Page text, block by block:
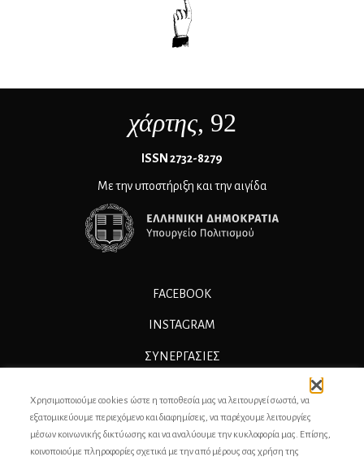
χάρτης, 92
ΙSSN 2732-8279
Με την υποστήριξη και την αιγίδα
FACEBOOK
INSTAGRAM
ΣΥΝΕΡΓΑΣΊΕΣ
ΕΠΙΚΟΙΝΩΝΙΑ
ΣΥΝΤΕΛΕΣΤΕΣ
Χρησιμοποιούμε cookies ώστε η τοποθεσία μας να λειτουργεί σωστά, να
εξατομικεύουμε περιεχόμενο και διαφημίσεις, να παρέχουμε λειτουργίες
μέσων κοινωνικής δικτύωσης και να αναλύουμε την κυκλοφορία μας. Επίσης,
κοινοποιούμε πληροφορίες σχετικά με την από μέρους σας χρήση της